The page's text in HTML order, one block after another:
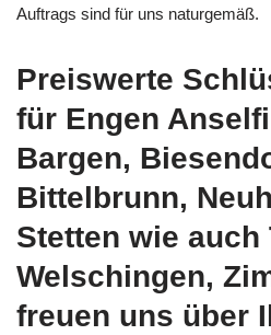
Auftrags sind für uns naturgemäß.
Preiswerte
für Engen
Bargen,
Bittelbrunn,
Stetten wie auch
Welschingen,
freuen uns über